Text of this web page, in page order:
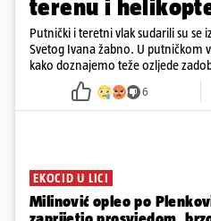
terenu i
Putnički i teretni vlak sudarili su se
Svetog Ivana žabno. U putničkom
kako doznajemo teže ozljede
vlaka. Zatvoren je promet, a fotoreporteri Prigorskog objavili su
prve snimke s mjesta sudara
6
EKOCID U LICI
Milinović opleo po